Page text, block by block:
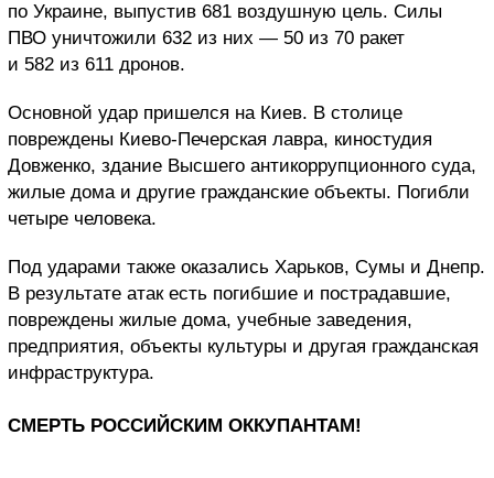
по Украине, выпустив 681 воздушную цель. Силы
ПВО уничтожили 632 из них — 50 из 70 ракет
и 582 из 611 дронов.
Основной удар пришелся на Киев. В столице
повреждены Киево-Печерская лавра, киностудия
Довженко, здание Высшего антикоррупционного суда,
жилые дома и другие гражданские объекты. Погибли
четыре человека.
Под ударами также оказались Харьков, Сумы и Днепр.
В результате атак есть погибшие и пострадавшие,
повреждены жилые дома, учебные заведения,
предприятия, объекты культуры и другая гражданская
инфраструктура.
СМЕРТЬ РОССИЙСКИМ ОККУПАНТАМ!